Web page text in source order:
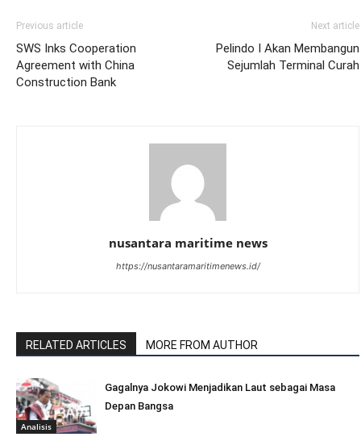
Previous article
SWS Inks Cooperation
Agreement with China
Construction Bank
Next article
Pelindo I Akan Membangun
Sejumlah Terminal Curah
nusantara maritime news
https://nusantaramaritimenews.id/
RELATED ARTICLES MORE FROM AUTHOR
Analisis
Gagalnya Jokowi Menjadikan Laut sebagai Masa
Depan Bangsa